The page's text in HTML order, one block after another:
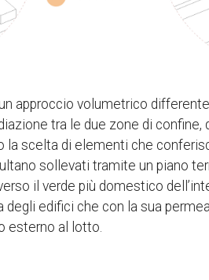
approccio volumetrico
tra le due zone di
la scelta di elementi che
sollevati tramite un piano
il verde più domestico
degli edifici che con la sua
esterno al lotto.